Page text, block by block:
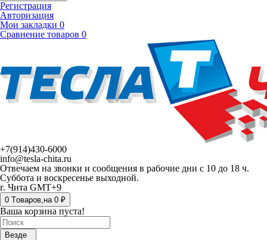
Регистрация
Авторизация
Мои закладки 0
Сравнение товаров 0
+7(914)430-6000
info@tesla-chita.ru
Отвечаем на звонки и сообщения в рабочие дни с 10 до 18 ч.
Суббота и воскресенье выходной.
г. Чита GMT+9
0 Tоваров,на 0 ₽
Ваша корзина пуста!
Везде